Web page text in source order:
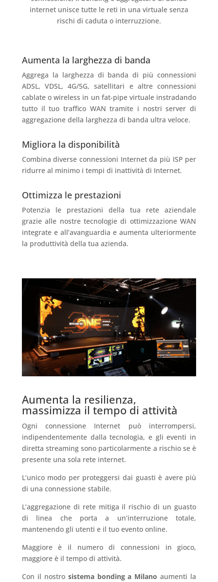
internet unisce tutte le reti in una virtuale senza
rischi di caduta o interruzzione.
Aumenta la larghezza di banda
Aggrega la larghezza di banda di più connessioni
ADSL, VDSL, 4G/5G, satellitari e altre connessioni
cablate o wireless in un fat-pipe virtuale instradando
tutto il tuo traffico WAN tramite i nostri server di
aggregazione della larghezza di banda ultra veloce.
Migliora la disponibilità
Combina diverse connessioni Internet da più ISP per
ridurre al minimo i tempi di inattività di Internet.
Ottimizza le prestazioni
Potenzia le prestazioni della tua rete aziendale
grazie alle nostre tecnologie di ottimizzazione WAN
integrate e all’avanguardia e aumenta ulteriormente
la produttività della tua azienda.
Aumenta la resilienza,
massimizza il tempo di attività
Ogni connessione Internet può interrompersi,
indipendentemente dalla tecnologia, e gli eventi in
diretta streaming sono particolarmente a rischio se è
presente una sola rete internet.
L’unico modo per proteggersi dai guasti è avere più
di una connessione stabile.
L’aggregazione di rete mitiga il rischio di un guasto
di linea che porta a un’interruzione totale,
mantenendo gli utenti e il tuo evento online.
Maggiore è il numero di connessioni in gioco,
maggiore è il tempo di attività.
Con il nostro sistema bonding a Milano aumenti la